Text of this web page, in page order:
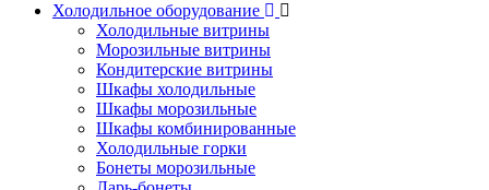
Холодильное оборудование
Холодильные витрины
Морозильные витрины
Кондитерские витрины
Шкафы холодильные
Шкафы морозильные
Шкафы комбинированные
Холодильные горки
Бонеты морозильные